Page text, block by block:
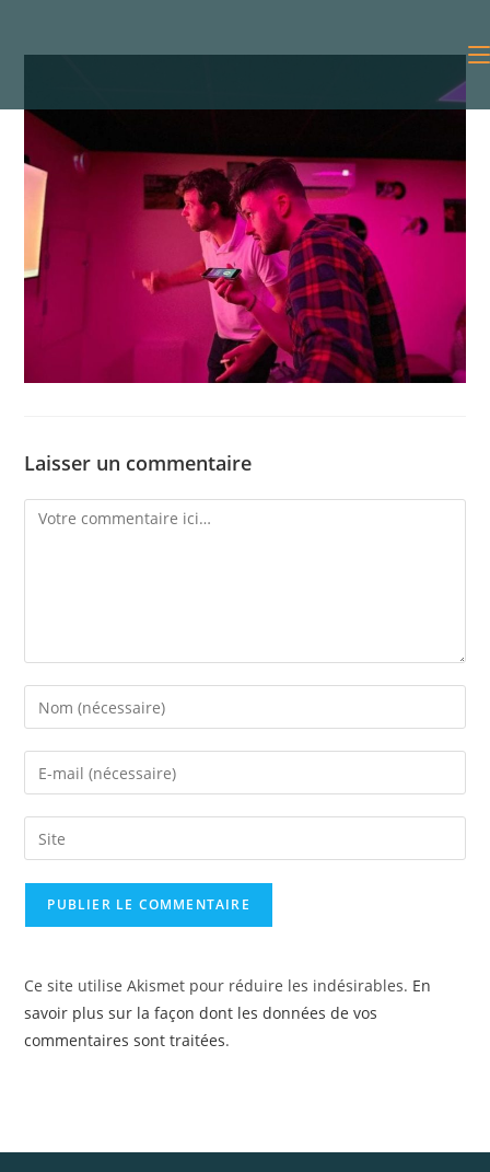
Laisser un commentaire
Ce site utilise Akismet pour réduire les indésirables. En
savoir plus sur la façon dont les données de vos
commentaires sont traitées.